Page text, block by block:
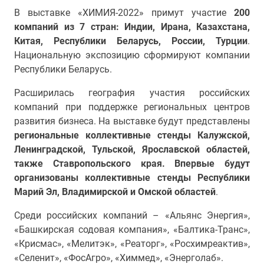
В выставке «ХИМИЯ-2022» примут участие 200
компаний из 7 стран: Индии, Ирана, Казахстана,
Китая, Республики Беларусь, России, Турции.
Национальную экспозицию сформируют компании
Республики Беларусь.
Расширилась география участия российских
компаний при поддержке региональных центров
развития бизнеса. На выставке будут представлены
региональные коллективные стенды Калужской,
Ленинградской, Тульской, Ярославской областей,
также Ставропольского края. Впервые будут
организованы коллективные стенды Республики
Марий Эл, Владимирской и Омской областей.
Среди российских компаний – «Альянс Энергия»,
«Башкирская содовая компания», «Балтика-Транс»,
«Крисмас», «Мелитэк», «Реаторг», «Росхимреактив»,
«Селенит», «ФосАгро», «Химмед», «Энерголаб».